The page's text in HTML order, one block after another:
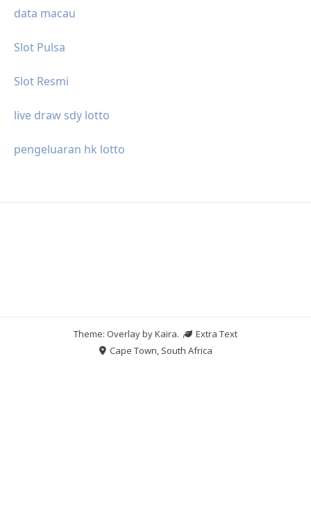
data macau
Slot Pulsa
Slot Resmi
live draw sdy lotto
pengeluaran hk lotto
Theme: Overlay byKaira.
Extra Text
Cape Town, South Africa